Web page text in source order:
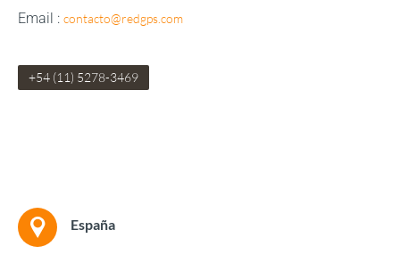
Email : contacto@redgps.com
+54 (11) 5278-3469
España